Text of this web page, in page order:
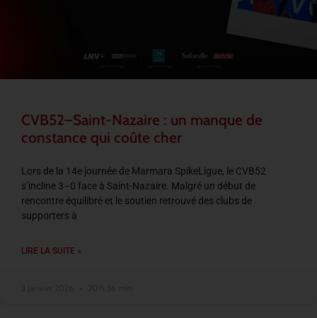
CVB52–Saint-Nazaire : un manque de
constance qui coûte cher
Lors de la 14e journée de Marmara SpikeLigue, le CVB52
s’incline 3–0 face à Saint-Nazaire. Malgré un début de
rencontre équilibré et le soutien retrouvé des clubs de
supporters à
LIRE LA SUITE »